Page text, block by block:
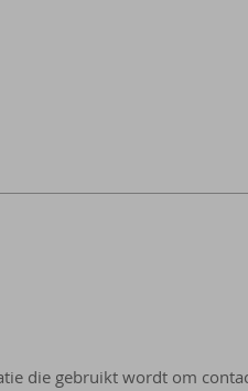
die gebruikt wordt om